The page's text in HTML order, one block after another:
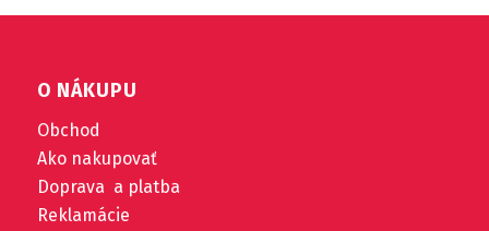
O NÁKUPU
Obchod
Ako nakupovať
Doprava a platba
Reklamácie